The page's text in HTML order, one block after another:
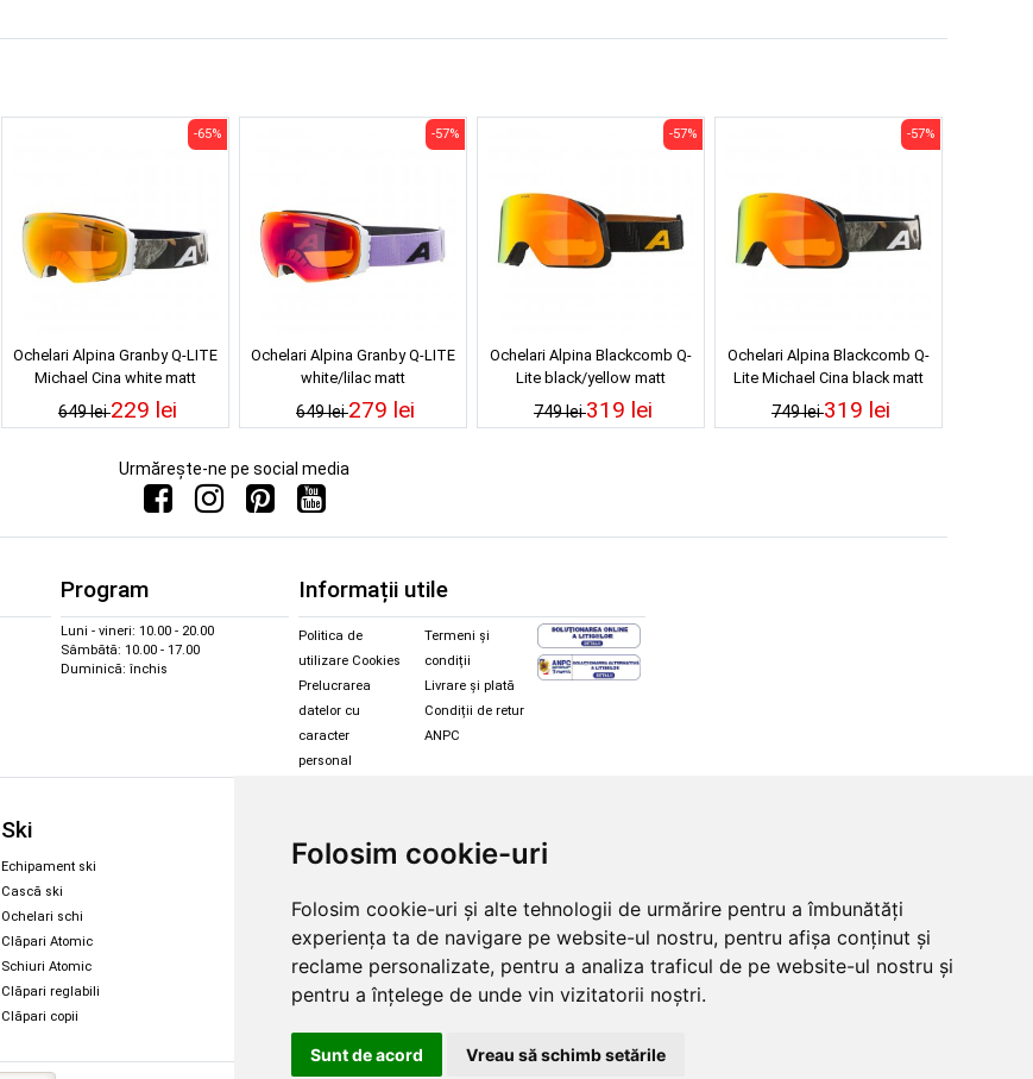
Folosim cookie-uri
Folosim cookie-uri și alte tehnologii de urmărire pentru a îmbunătăți
experiența ta de navigare pe website-ul nostru, pentru afișa conținut și
reclame personalizate, pentru a analiza traficul de pe website-ul nostru și
pentru a înțelege de unde vin vizitatorii noștri.
Sunt de acord Vreau să schimb setările
Ochelari Alpina Granby Q-LITE
Michael Cina white matt
649 lei
-65%
229 lei
Ochelari Alpina Granby Q-LITE
white/lilac matt
649 lei
-57%
279 lei
Ochelari Alpina Blackcomb Q-
Lite black/yellow matt
749 lei
-57%
319 lei
Ochelari Alpina Blackcomb Q-
Lite Michael Cina black matt
749 lei
-57%
319 lei
Urmărește-ne pe social media
Program
Luni - vineri: 10.00 - 20.00
Sâmbătă: 10.00 - 17.00
Duminică: închis
Informații utile
Politica de
utilizare Cookies
Prelucrarea
datelor cu
caracter
personal
Termeni și
condiții
Livrare și plată
Condiții de retur
ANPC
Ski
Echipament ski
Cască ski
Ochelari schi
Clăpari Atomic
Schiuri Atomic
Clăpari reglabili
Clăpari copii
Magazin snowboard
Legături Rome SDS
Skate & longboard
Santa Cruz
Îmbrăcăminte schi și snowboard
Căști și ochelari Alpina
Ochelari Oakley
Ochelari Alpina
Ochelari de soare Oakley
Ochelari de soare Alpina
Intretinere manusi